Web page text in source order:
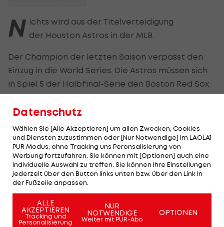
N ichts wird aus der Titelverteidigung
der Houston Astros in der MLB.
Der Champion der letzten Saison verpasst den
Einzug in die World Series. Die Astros müssen sich
in Spiel 5 der Halbfinal-Serie den Boston Red Sox
mit 1:4 geschlagen geben. Die Red Sox setzen sich
in der "best of seven"-Serie am Ende mit 4:1 nach
Spielen durch und stehen erstmals seit 2013 im
Finale der MLB.
Dort trifft das Team von Manager Alex Cora
entweder auf die Los Angeles Dodgers oder die
Milwaukee Brewers. Die Dodgers liegen in der
Halbfinalserie mit 3:2 in Führung.
Datenschutz
Wählen Sie [Alle Akzeptieren] um allen Zwecken, Cookies
und Diensten zuzustimmen oder [Nur Notwendige] im LAOLA1
PUR Modus, ohne Tracking uns Peronsalisierung von
Werbung fortzufahren. Sie können mit [Optionen] auch eine
individuelle Auswahl zu treffen. Sie können Ihre Einstellungen
jederzeit über den Button links unten bzw. über den Link in
der Fußzeile anpassen.
ALLE
AKZEPTIEREN
Tracking und
Personalisierung
NUR
NOTWENDIGE
Weiter mit PUR-Abo
OPTIONEN